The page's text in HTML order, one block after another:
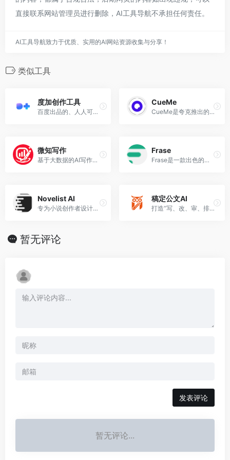
直接联系网站管理员进行删除，AI工具导航不承担任何责任。
AI工具导航致力于优质、实用的AI网站资源收集与分享！
类似工具
度加创作工具
百度出品的、人人可用的AIGC创作平台
CueMe
CueMe是夸克推出的AI智能助手，可以提供多功能的AI对话和写作等服务。
微知写作
基于大数据的AI写作分析与热点洞察平台
Frase
Frase是一款出色的长篇 AI 写作工具，快速创建seo优化的内容。
Novelist AI
专为小说创作者设计的AI小说写作工具，在线创建自己的小说和互动书籍
稿定公文AI
打造“写、改、审、排”全流程写作解决方案，一站式解决政企写作难题。
暂无评论
发表评论
暂无评论...